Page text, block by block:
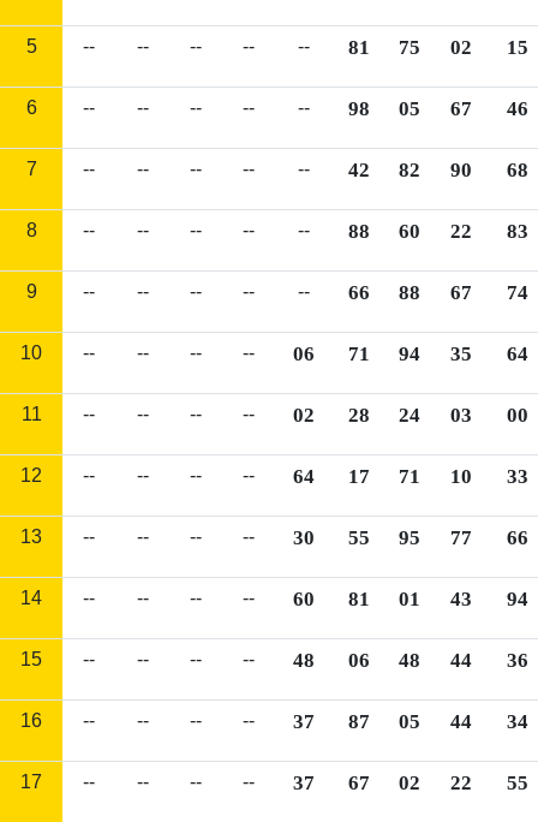
5 -- -- -- -- -- 81 75 02 15
6 -- -- -- -- -- 98 05 67 46
7 -- -- -- -- -- 42 82 90 68
8 -- -- -- -- -- 88 60 22 83
9 -- -- -- -- -- 66 88 67 74
10 -- -- -- -- 06 71 94 35 64
11 -- -- -- -- 02 28 24 03 00
12 -- -- -- -- 64 17 71 10 33
13 -- -- -- -- 30 55 95 77 66
14 -- -- -- -- 60 81 01 43 94
15 -- -- -- -- 48 06 48 44 36
16 -- -- -- -- 37 87 05 44 34
17 -- -- -- -- 37 67 02 22 55